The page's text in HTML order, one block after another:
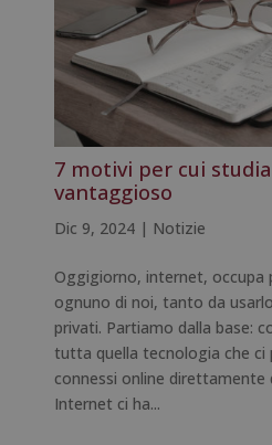
7 motivi per cui
vantaggioso
Dic 9, 2024| Notizie
Oggigiorno, internet, occupa
ognuno di noi, tanto da
privati. Partiamo dalla base:
tutta quella tecnologia che ci
connessi online direttamente
Internet ci ha...